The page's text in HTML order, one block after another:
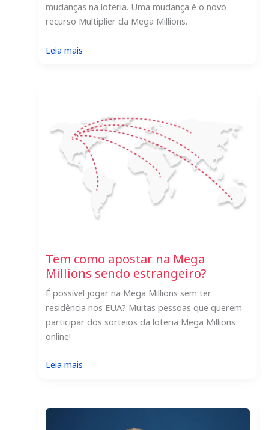
mudanças na loteria. Uma mudança é o novo
recurso Multiplier da Mega Millions.
Leia mais:
Megaplier
da
Mega
Millions
Tem como apostar na Mega
Millions sendo estrangeiro?
É possível jogar na Mega Millions sem ter
residência nos EUA? Muitas pessoas que querem
participar dos sorteios da loteria Mega Millions
online!
Leia mais:
apostar